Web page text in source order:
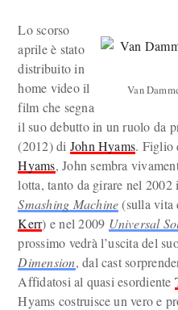
Van
Lo scorso
aprile è stato
distribuito in
home video il
film che segna
il suo debutto in un ruolo da
(2012) di John Hyams. Figlio
Hyams, John sembra
lotta, tanto da girare nel
Smashing Machine(sulla vita
Kerr) e nel 2009 Universal
prossimo vedrà l’uscita del
Dimension, dal cast
Affidatosi al quasi esordiente
Hyams costruisce un vero e